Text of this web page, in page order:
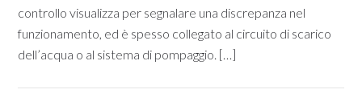
controllo visualizza per segnalare una discrepanza nel
funzionamento, ed è spesso collegato al circuito di scarico
dell’acqua o al sistema di pompaggio. […]